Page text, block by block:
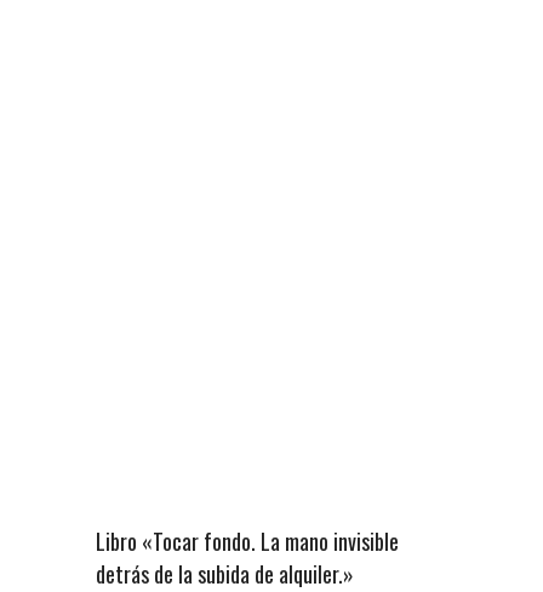
Libro «Tocar fondo. La mano invisible
detrás de la subida de alquiler.»